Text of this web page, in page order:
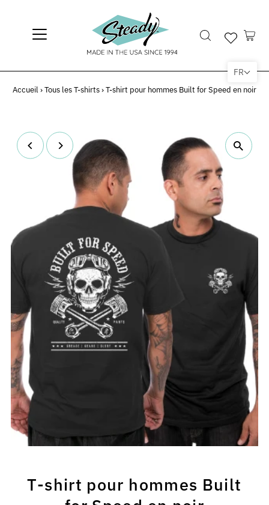
Accueil›Tous les T-shirts›T-shirt pour hommes Built for Speed en noir
T-shirt pour hommes Built
FR